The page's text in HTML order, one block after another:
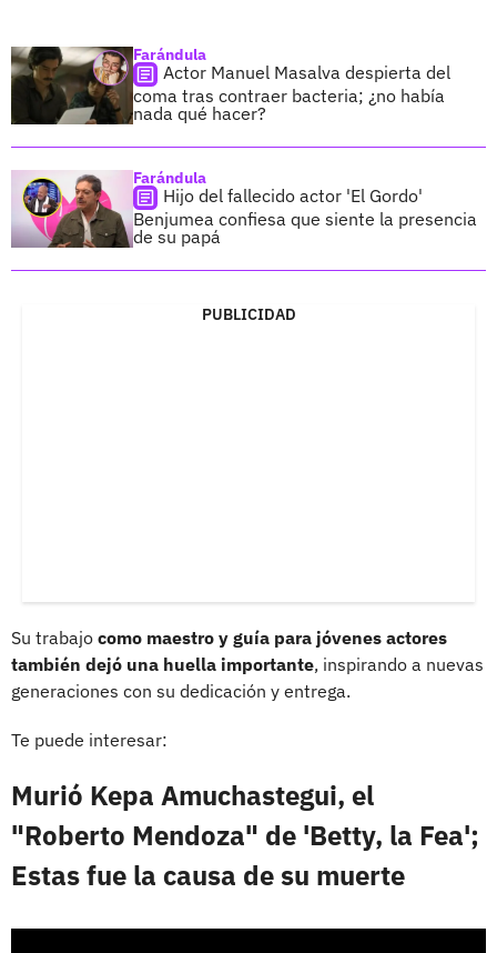
Farándula
Actor Manuel Masalva despierta del
coma tras contraer bacteria; ¿no había
nada qué hacer?
Farándula
Hijo del fallecido actor 'El Gordo'
Benjumea confiesa que siente la presencia
de su papá
PUBLICIDAD
Su trabajo como maestro y guía para jóvenes actores
también dejó una huella importante, inspirando a nuevas
generaciones con su dedicación y entrega.
Te puede interesar:
Murió Kepa Amuchastegui, el
"Roberto Mendoza" de 'Betty, la Fea';
Estas fue la causa de su muerte